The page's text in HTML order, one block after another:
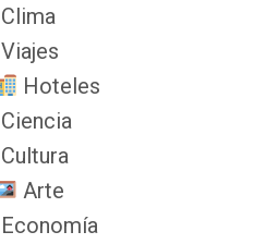
Clima
Viajes
Hoteles
Ciencia
Cultura
Arte
Economía